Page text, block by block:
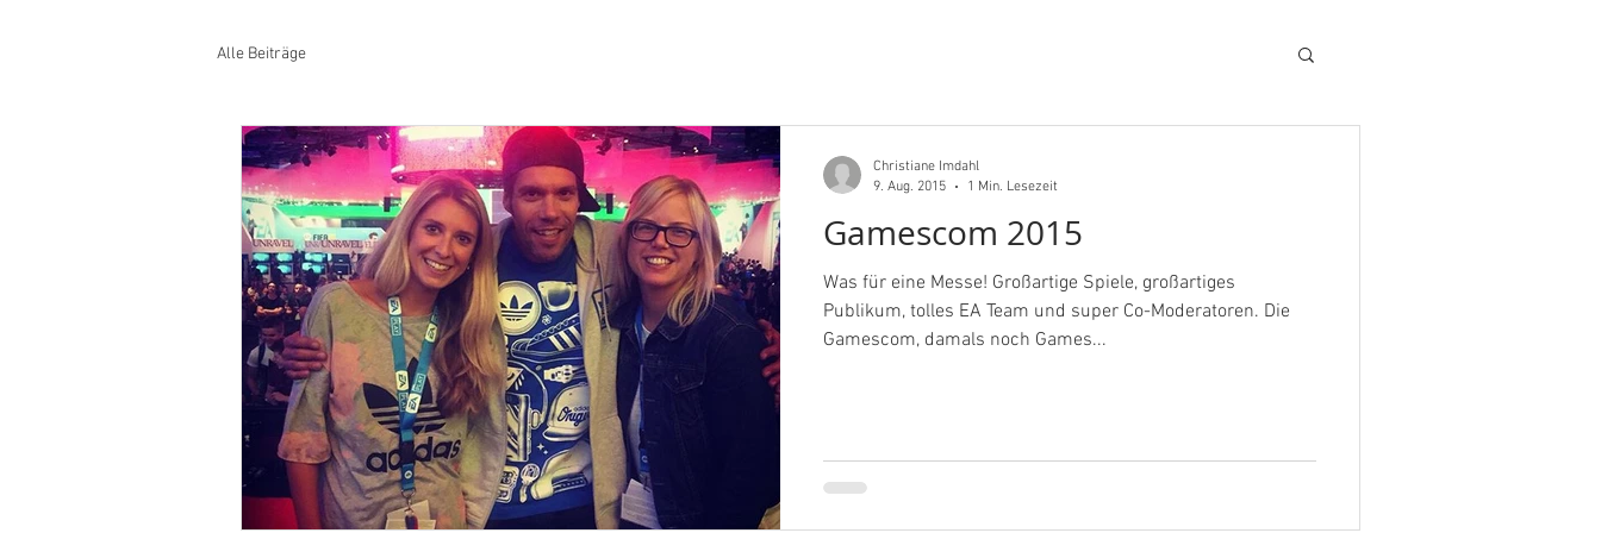
Alle Beiträge
Gamescom 2015
Was für eine Messe! Großartige Spiele, großartiges
Publikum, tolles EA Team und super Co-Moderatoren. Die
Gamescom, damals noch Games...
Christiane Imdahl
9. Aug. 2015
1 Min. Lesezeit